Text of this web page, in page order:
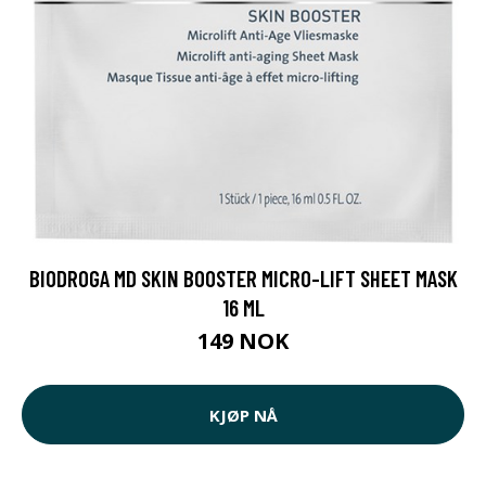
BIODROGA MD SKIN BOOSTER MICRO-LIFT SHEET MASK
16 ML
149 NOK
KJØP NÅ